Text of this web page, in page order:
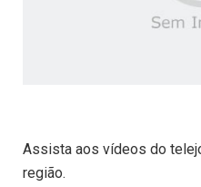
Assista aos vídeos do
região.